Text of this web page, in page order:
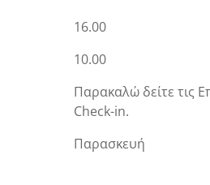
16.00
10.00
Παρακαλώ δείτε τις
Check-in.
Παρασκευή